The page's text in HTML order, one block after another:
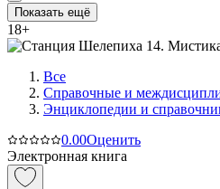
Показать ещё
18+
Все
Справочные и
Энциклопедии и
0.00Оценить
Электронная книга